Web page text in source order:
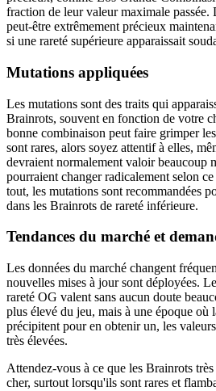
fraction de leur valeur maximale
peut-être extrêmement précieux
si une rareté supérieure apparaissait
Mutations appliquées
Les mutations sont des traits qui
Brainrots, souvent en fonction de votre
bonne combinaison peut faire grimper
sont rares, alors soyez attentif à elles,
devraient normalement valoir beaucoup
pourraient changer radicalement selon
tout, les mutations sont recommandées
dans les Brainrots de rareté inférieure.
Tendances du marché et
Les données du marché changent
nouvelles mises à jour sont déployées.
rareté OG valent sans aucun doute
plus élevé du jeu, mais à une époque où
précipitent pour en obtenir un, les
très élevées.
Attendez-vous à ce que les Brainrots
cher, surtout lorsqu'ils sont rares et